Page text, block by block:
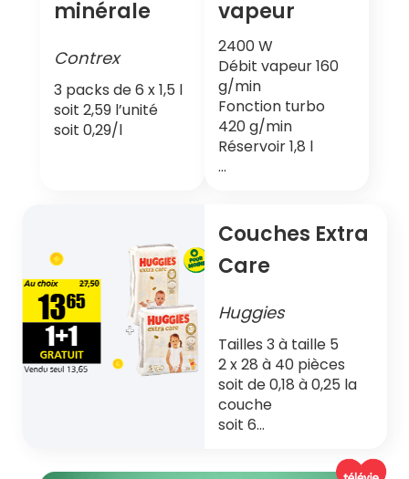
minérale
Contrex
3 packs de 6 x 1,5 l
soit 2,59 l’unité
soit 0,29/l
vapeur
2400 W
Débit vapeur 160
g/min
Fonction turbo
420 g/min
Réservoir 1,8 l
…
Couches Extra
Care
Huggies
Tailles 3 à taille 5
2 x 28 à 40 pièces
soit de 0,18 à 0,25 la
couche
soit 6…